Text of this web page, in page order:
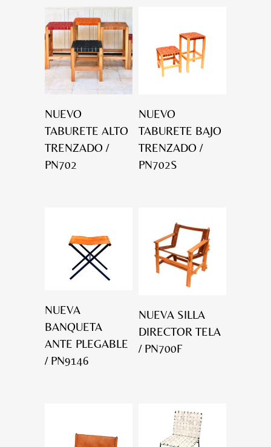
NUEVO
TABURETE ALTO
TRENZADO /
PN702
NUEVO
TABURETE BAJO
TRENZADO /
PN702S
NUEVA
BANQUETA
ANTE PLEGABLE
/ PN9146
NUEVA SILLA
DIRECTOR TELA
/ PN700F